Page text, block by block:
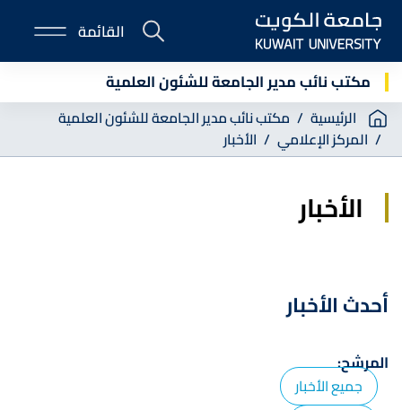
Skip
main
content
E-
Portal
القائمة
مكتب نائب مدير الجامعة للشئون العلمية
Breadcrumb
الرئيسية
مكتب نائب مدير الجامعة للشئون العلمية
المركز الإعلامي
الأخبار
الأخبار
أحدث الأخبار
المرشح:
جميع الأخبار